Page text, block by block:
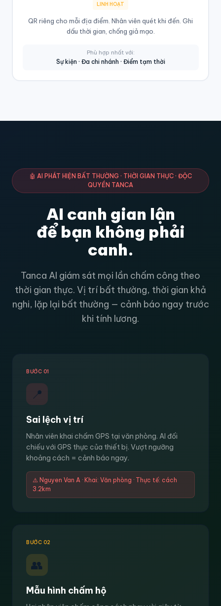
LINH HOẠT
QR riêng cho mỗi địa điểm. Nhân viên quét khi đến. Ghi
dấu thời gian, chống giả mạo.
Phù hợp nhất với:
Sự kiện · Đa chi nhánh · Điểm tạm thời
🤖 AI PHÁT HIỆN BẤT THƯỜNG · THỜI GIAN THỰC · ĐỘC
QUYỀN TANCA
AI canh gian lận
để bạn không phải
canh.
Tanca AI giám sát mọi lần chấm công theo
thời gian thực. Vị trí bất thường, thời gian khả
nghi, lặp lại bất thường — cảnh báo ngay trước
khi tính lương.
BƯỚC 01
📍
Sai lệch vị trí
Nhân viên khai chấm GPS tại văn phòng. AI đối
chiếu với GPS thực của thiết bị. Vượt ngưỡng
khoảng cách = cảnh báo ngay.
⚠️ Nguyen Van A · Khai: Văn phòng · Thực tế: cách
3.2km
BƯỚC 02
👥
Mẫu hình chấm hộ